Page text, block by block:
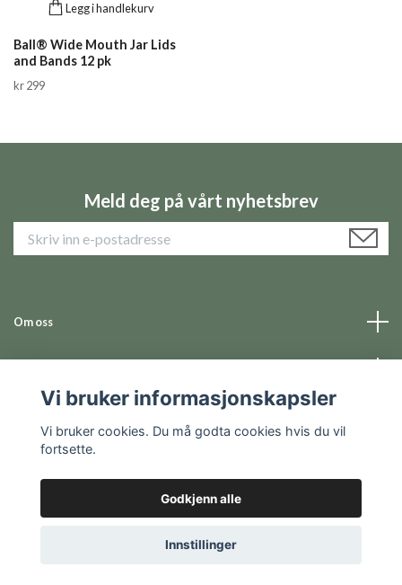
Legg i handlekurv
Ball® Wide Mouth Jar Lids
and Bands 12 pk
kr 299
Meld deg på vårt nyhetsbrev
Om oss
© 2026 Ballmason.noPowered by Quickbutik
Vi bruker informasjonskapsler
Vi bruker cookies. Du må godta cookies hvis du vil
fortsette.
Godkjenn alle
Innstillinger